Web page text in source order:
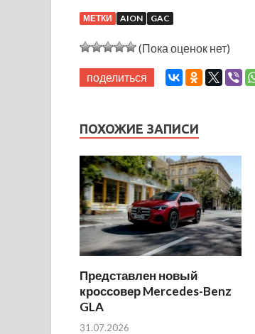
МЕТКИ AION GAC
(Пока оценок нет)
поделиться
ПОХОЖИЕ ЗАПИСИ
Представлен новый
кроссовер Mercedes-Benz
GLA
31.07.2026